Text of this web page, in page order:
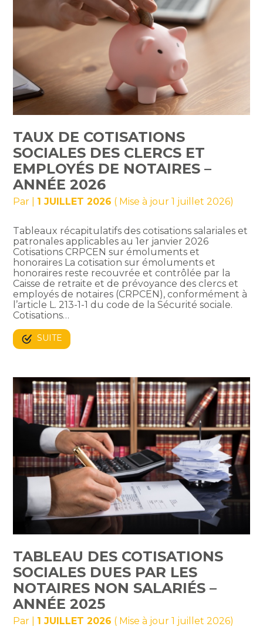
TAUX DE COTISATIONS
SOCIALES DES CLERCS ET
EMPLOYÉS DE NOTAIRES –
ANNÉE 2026
Par 1 JUILLET 2026 ( Mise à jour 1 juillet 2026)
Tableaux récapitulatifs des cotisations salariales et
patronales applicables au 1er janvier 2026
Cotisations CRPCEN sur émoluments et
honoraires La cotisation sur émoluments et
honoraires reste recouvrée et contrôlée par la
Caisse de retraite et de prévoyance des clercs et
employés de notaires (CRPCEN), conformément à
l’article L. 213-1-1 du code de la Sécurité sociale.
Cotisations…
SUITE
TABLEAU DES COTISATIONS
SOCIALES DUES PAR LES
NOTAIRES NON SALARIÉS –
ANNÉE 2025
Par 1 JUILLET 2026 ( Mise à jour 1 juillet 2026)